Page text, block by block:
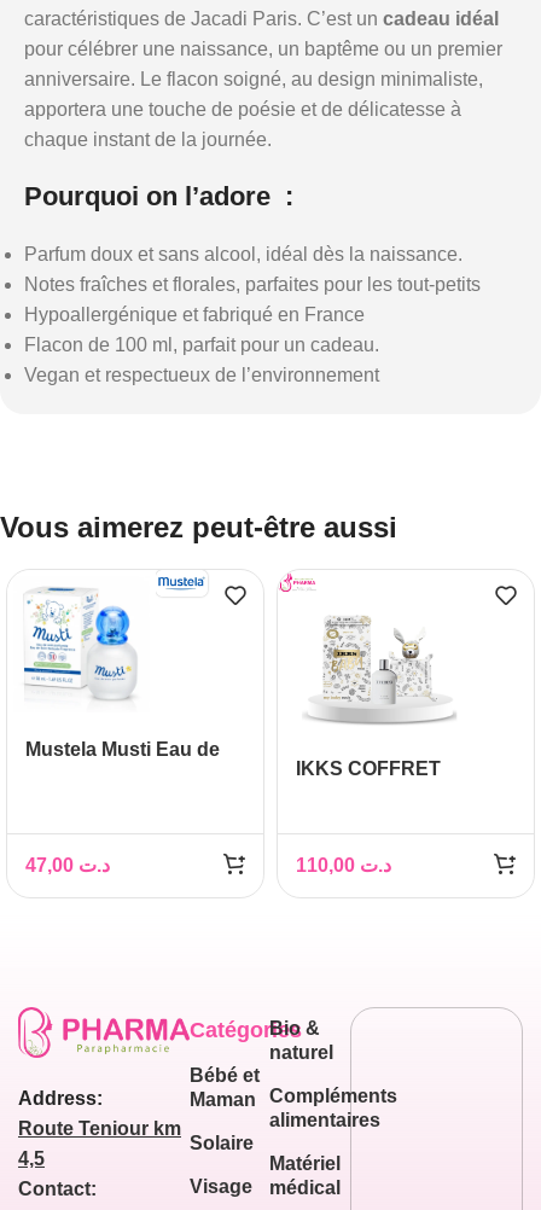
caractéristiques de Jacadi Paris. C’est un cadeau idéal
pour célébrer une naissance, un baptême ou un premier
anniversaire. Le flacon soigné, au design minimaliste,
apportera une touche de poésie et de délicatesse à
chaque instant de la journée.
Pourquoi on l’adore :
Parfum doux et sans alcool, idéal dès la naissance.
Notes fraîches et florales, parfaites pour les tout-petits
Hypoallergénique et fabriqué en France
Flacon de 100 ml, parfait pour un cadeau.
Vegan et respectueux de l’environnement
Vous aimerez peut-être aussi
Mustela Musti Eau de
د.ت
IKKS COFFRET
د.ت
Address:
Route Teniour km
4,5
Contact:
Catégories
Bébé et
Maman
Solaire
Visage
Bio &
naturel
Compléments
alimentaires
Matériel
médical